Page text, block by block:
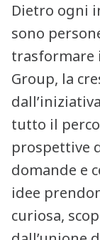
Dietro ogni
sono
trasformare
Group, la
tutto il
prospettive
domande e
idee
curiosa,